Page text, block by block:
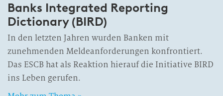
Banks Integrated Reporting
Dictionary (BIRD)
In den letzten Jahren wurden Banken mit
zunehmenden Meldeanforderungen konfrontiert.
Das ESCB hat als Reaktion hierauf die Initiative BIRD
ins Leben gerufen.